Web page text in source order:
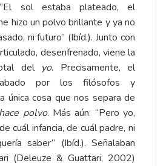
sol estaba plateado, el
hizo un polvo brillante y ya no
ni futuro” (Ibíd.). Junto con
desenfrenado, viene la
del yo. Precisamente, el
por los filósofos y
única cosa que nos separa de
polvo. Más aún: “Pero yo,
cuál infancia, de cuál padre, ni
saber” (Ibíd.). Señalaban
(Deleuze & Guattari, 2002)